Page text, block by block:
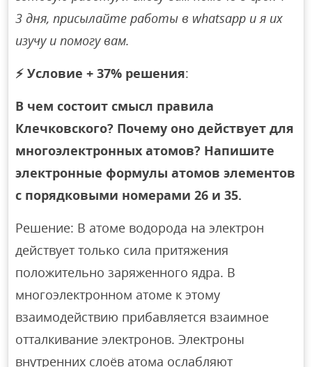
3 дня, присылайте работы в whatsapp и я их
изучу и помогу вам.
⚡ Условие + 37% решения:
В чем состоит смысл правила
Клечковского? Почему оно действует для
многоэлектронных атомов? Напишите
электронные формулы атомов элементов
с порядковыми номерами 26 и 35.
Решение: В атоме водорода на электрон
действует только сила притяжения
положительно заряженного ядра. В
многоэлектронном атоме к этому
взаимодействию прибавляется взаимное
отталкивание электронов. Электроны
внутренних слоёв атома ослабляют